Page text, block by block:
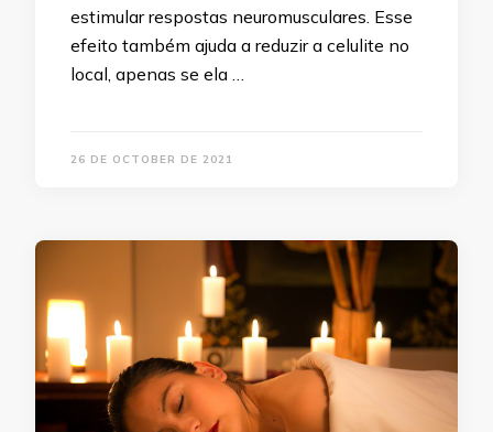
estimular respostas neuromusculares. Esse
efeito também ajuda a reduzir a celulite no
local, apenas se ela …
26 DE OCTOBER DE 2021